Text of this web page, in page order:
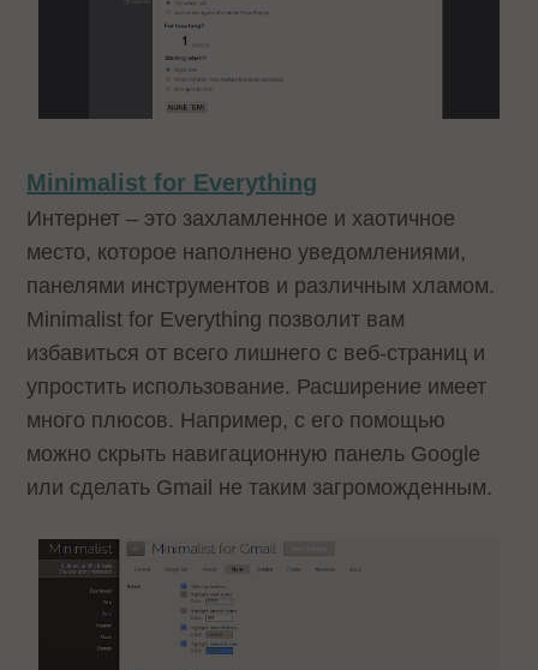
Minimalist for Everything
Интернет – это захламленное и хаотичное
место, которое наполнено уведомлениями,
панелями инструментов и различным хламом.
Minimalist for Everything позволит вам
избавиться от всего лишнего с веб-страниц и
упростить использование. Расширение имеет
много плюсов. Например, с его помощью
можно скрыть навигационную панель Google
или сделать Gmail не таким загроможденным.